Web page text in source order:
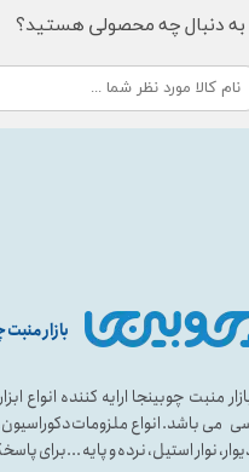
بازار
منبت چوبینجا ارایه کننده انواع
می باشد. انواع ملزومات
نوار استیل، نرده و پایه ...برای
به دنبال چه محصولی هستید؟